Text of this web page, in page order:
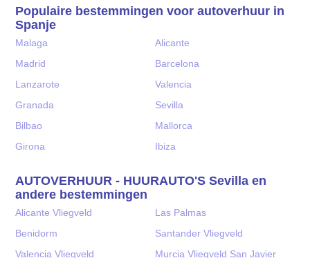
Populaire bestemmingen voor autoverhuur in
Spanje
Malaga
Alicante
Madrid
Barcelona
Lanzarote
Valencia
Granada
Sevilla
Bilbao
Mallorca
Girona
Ibiza
AUTOVERHUUR - HUURAUTO'S Sevilla en
andere bestemmingen
Alicante Vliegveld
Las Palmas
Benidorm
Santander Vliegveld
Valencia Vliegveld
Murcia Vliegveld San Javier